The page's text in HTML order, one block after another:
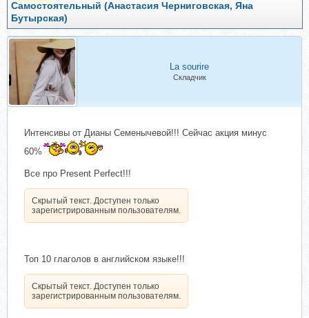
Самостоятельный (Анастасия Черниговская, Яна
Бутырская)
La sourire
Складчик
Интенсивы от Дианы Семенычевой!!! Сейчас акция минус
60%
Все про Present Perfect!!!
Скрытый текст. Доступен только
зарегистрированным пользователям.
Топ 10 глаголов в английском языке!!!
Скрытый текст. Доступен только
зарегистрированным пользователям.